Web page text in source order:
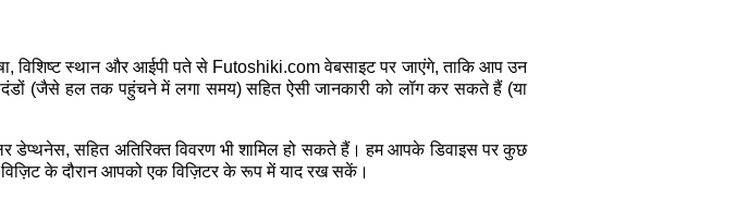
विशिष्ट स्थान और आईपी पते से Futoshiki.com वेबसाइट पर जाएंगे, ताकि आप उन
(जैसे हल तक पहुंचने में लगा समय) सहित ऐसी जानकारी को लॉग कर सकते हैं (या
सहित अतिरिक्त विवरण भी शामिल हो सकते हैं। हम आपके डिवाइस पर कुछ
के दौरान आपको एक विज़िटर के रूप में याद रख सकें।